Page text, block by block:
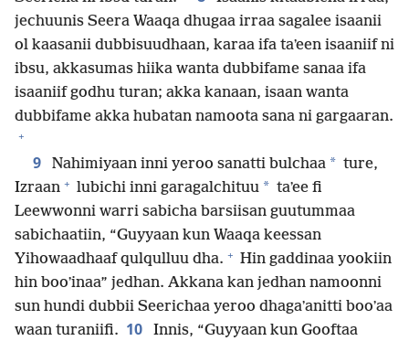
jechuunis Seera Waaqa dhugaa irraa sagalee isaanii
ol kaasanii dubbisuudhaan, karaa ifa taʼeen isaaniif ni
ibsu, akkasumas hiika wanta dubbifame sanaa ifa
isaaniif godhu turan; akka kanaan, isaan wanta
dubbifame akka hubatan namoota sana ni gargaaran.
+
9 Nahimiyaan inni yeroo sanatti bulchaa * ture,
Izraan + lubichi inni garagalchituu * taʼee fi
Leewwonni warri sabicha barsiisan guutummaa
sabichaatiin, “Guyyaan kun Waaqa keessan
Yihowaadhaaf qulqulluu dha. + Hin gaddinaa yookiin
hin booʼinaa” jedhan. Akkana kan jedhan namoonni
sun hundi dubbii Seerichaa yeroo dhagaʼanitti booʼaa
waan turaniifi. 10
Innis, “Guyyaan kun Gooftaa